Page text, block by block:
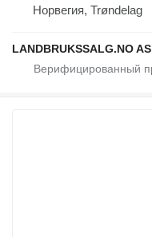
Норвегия, Trøndelag
LANDBRUKSSALG.NO AS